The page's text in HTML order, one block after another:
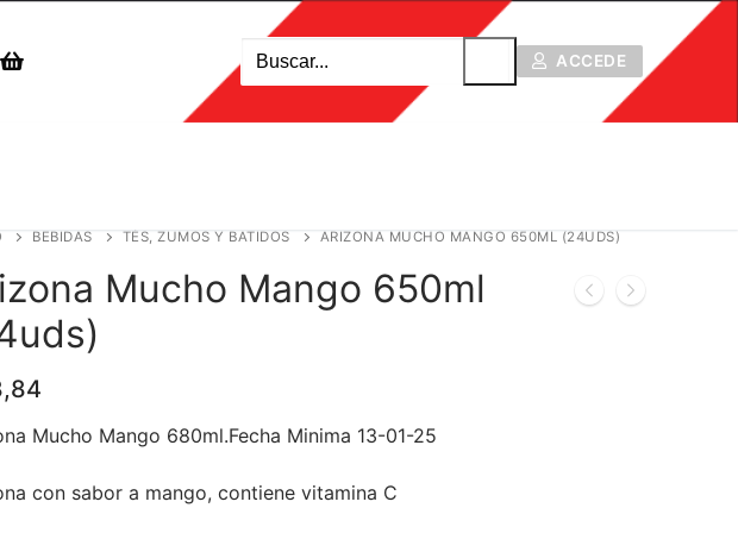
Buscar:
ACCEDE
BEBIDAS TÉS, ZUMOS Y BATIDOS ARIZONA MUCHO MANGO 650ML (24UDS)
Mucho Mango 650ml
Mucho Mango 680ml.Fecha Minima 13-01-25
con sabor a mango, contiene vitamina C